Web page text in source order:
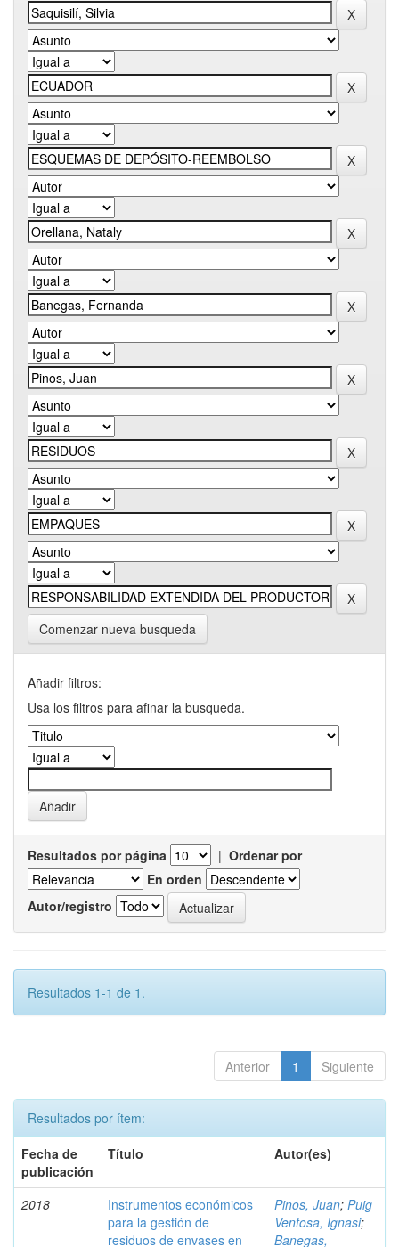
Comenzar nueva busqueda
Añadir filtros:
Usa los filtros para afinar la busqueda.
Resultados por página | Ordenar por
En orden
Autor/registro
Resultados 1-1 de 1.
Anterior 1 Siguiente
Resultados por ítem:
Fecha de
publicación
Título Autor(es)
2018
Instrumentos económicos
para la gestión de
residuos de envases en
Pinos, Juan; Puig
Ventosa, Ignasi;
Banegas,